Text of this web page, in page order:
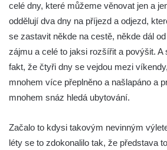
celé dny, které můžeme věnovat jen a
oddělují dva dny na příjezd a odjezd,
se zastavit někde na cestě, někde dál
zájmu a celé to jaksi rozšířit a povýšit. A
fakt, že čtyři dny se vejdou mezi
mnohem více přeplněno a našlapáno a
mnohem snáz hledá ubytování.
Začalo to kdysi takovým nevinným
léty se to zdokonalilo tak, že představa